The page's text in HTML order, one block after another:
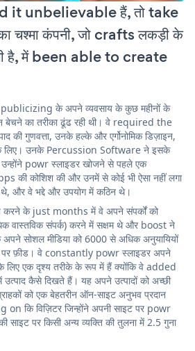
it unbelievable हैं, तो take
चश्मा कंपनी, जो crafts लकड़ी के
है, में been able to create
publicizing के अपने व्यवसाय के कुछ महीनों के
का तरीका ढूंढ रही थी। वे required the
गुणवत्ता, उनके हल्के और एर्गोनोमिक डिज़ाइन,
लिए। उनके Percussion Software ने इसके
उन्होंने powr स्लाइडर खोजने से पहले एक
कोशिश की और उनमें से कोई भी ऐसा नहीं लगा
और वे भद्दे और उपयोग में कठिन थे।
करने के just months में वे अपने संपर्कों को
वास्तविक संपर्क) करने में सक्षम थे और boost ने
सोशल मीडिया को 6000 से अधिक अनुयायियों
पर फ़ीड। वे constantly powr स्लाइडर अपने
के लिए एक दृश्य तरीके के रूप में हैं क्योंकि वे added
उत्पाद कैसे दिखते हैं। यह अपने उत्पादों को अच्छी
को एक बेहतरीन ऑन-साइट अनुभव प्रदान
कि विज़िटर जिन्होंने अपनी साइट पर powr
साइट पर किसी अन्य व्यक्ति की तुलना में 2.5 गुना